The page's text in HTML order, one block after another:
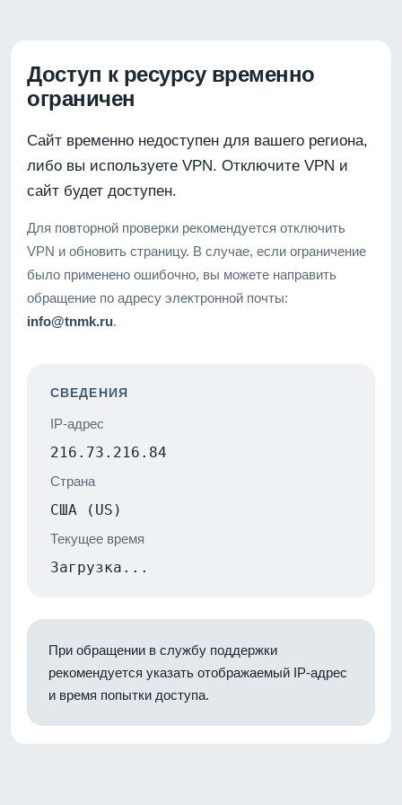
Доступ к ресурсу временно
ограничен
Сайт временно недоступен для вашего региона,
либо вы используете VPN. Отключите VPN и
сайт будет доступен.
Для повторной проверки рекомендуется отключить
VPN и обновить страницу. В случае, если ограничение
было применено ошибочно, вы можете направить
обращение по адресу электронной почты:
info@tnmk.ru.
СВЕДЕНИЯ
IP-адрес
216.73.216.84
Страна
США (US)
Текущее время
Загрузка...
При обращении в службу поддержки
рекомендуется указать отображаемый IP-адрес
и время попытки доступа.